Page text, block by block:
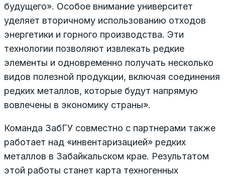
будущего». Особое внимание университет
уделяет вторичному использованию отходов
энергетики и горного производства. Эти
технологии позволяют извлекать редкие
элементы и одновременно получать несколько
видов полезной продукции, включая соединения
редких металлов, которые будут напрямую
вовлечены в экономику страны».
Команда ЗабГУ совместно с партнерами также
работает над «инвентаризацией» редких
металлов в Забайкальском крае. Результатом
этой работы станет карта техногенных